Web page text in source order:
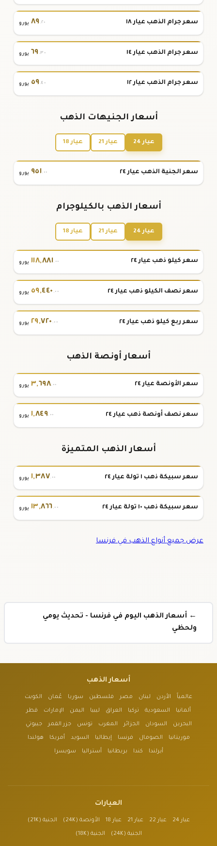
سعر جرام الذهب عيار ١٨ ٨٩.٢٠ يورو
سعر جرام الذهب عيار ١٤ ٦٩.٣٠ يورو
سعر جرام الذهب عيار ١٢ ٥٩.٤٠ يورو
أسعار الجنيهات الذهب
عيار 24 عيار 21 عيار 18
سعر الجنية الذهب عيار ٢٤ ٩٥١.٠٠ يورو
أسعار الذهب بالكيلوجرام
عيار 24 عيار 21 عيار 18
سعر كيلو ذهب عيار ٢٤ ١١٨,٨٨١.٠٠ يورو
سعر نصف الكيلو ذهب عيار ٢٤ ٥٩,٤٤٠ .٠٠ يورو
سعر ربع كيلو ذهب عيار ٢٤ ٢٩,٧٢٠ .٠٠ يورو
أسعار أونصة الذهب
سعر الأونصة عيار ٢٤ ٣,٦٩٨.٠٠ يورو
سعر نصف أونصة ذهب عيار ٢٤ ١,٨٤٩.٠٠ يورو
أسعار الذهب المتميزة
سعر سبيكة ذهب ١ تولة عيار ٢٤ ١,٣٨٧.٠٠ يورو
سعر سبيكة ذهب ١٠ تولة عيار ٢٤ ١٣,٨٦٦.٠٠ يورو
عرض جميع أنواع الذهب في فرنسا
← أسعار الذهب اليوم في فرنسا - تحديث يومي
ولحظي
أسعار الذهب
عالمياً الأردن لبنان مصر فلسطين سوريا عُمان الكويت
ألمانيا السعودية تركيا العراق ليبيا اليمن الإمارات قطر
البحرين السودان الجزائر المغرب تونس جزر القمر جيبوتي
موريتانيا الصومال فرنسا إيطاليا السويد أمريكا هولندا
أيرلندا كندا بريطانيا أستراليا سويسرا
العيارات
عيار 24 عيار 22 عيار 21 عيار 18 الأونصة (24K) الجنية (21K)
الجنية (24K) الجنية (18K)